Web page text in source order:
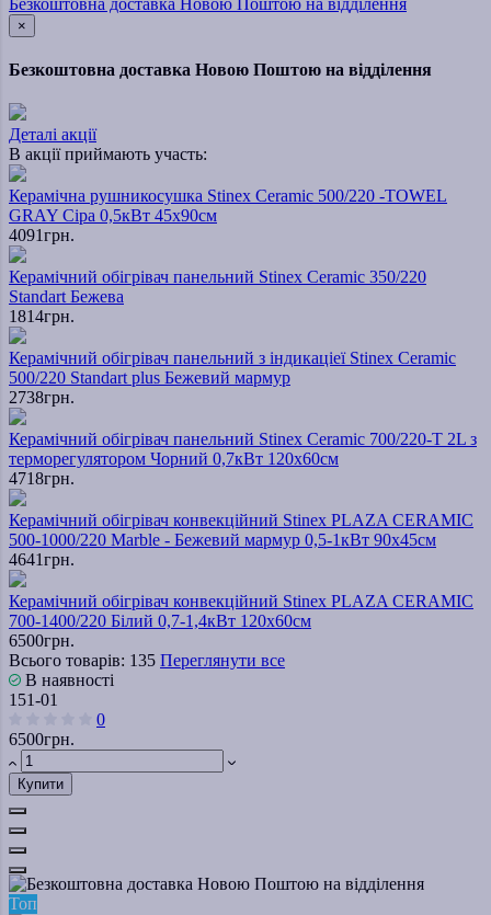
Безкоштовна доставка Новою Поштою на відділення
×
Безкоштовна доставка Новою Поштою на відділення
Деталі акції
В акції приймають участь:
Керамічна рушникосушка Stinex Ceramic 500/220 -TOWEL
GRAY Сіра 0,5кВт 45х90см
4091грн.
Керамічний обігрівач панельний Stinex Ceramic 350/220
Standart Бежева
1814грн.
Керамічний обігрівач панельний з індикаціеї Stinex Ceramic
500/220 Standart plus Бежевий мармур
2738грн.
Керамічний обігрівач панельний Stinex Ceramic 700/220-T 2L з
терморегулятором Чорний 0,7кВт 120х60см
4718грн.
Керамічний обігрівач конвекційний Stinex PLAZA CERAMIC
500-1000/220 Marble - Бежевий мармур 0,5-1кВт 90х45см
4641грн.
Керамічний обігрівач конвекційний Stinex PLAZA CERAMIC
700-1400/220 Білий 0,7-1,4кВт 120х60см
6500грн.
Всього товарів: 135 Переглянути все
В наявності
151-01
0
6500грн.
Купити
Топ